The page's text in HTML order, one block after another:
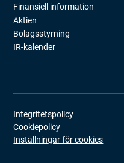
Finansiell information
Aktien
Bolagsstyrning
IR-kalender
Integritetspolicy
Cookiepolicy
Inställningar för cookies